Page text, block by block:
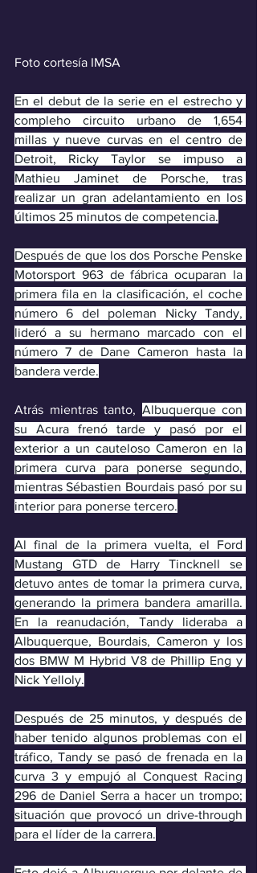
Foto cortesía IMSA
En el debut de la serie en el estrecho y
compleho circuito urbano de 1,654
millas y nueve curvas en el centro de
Detroit, Ricky Taylor se impuso a
Mathieu Jaminet de Porsche, tras
realizar un gran adelantamiento en los
últimos 25 minutos de competencia.
Después de que los dos Porsche Penske
Motorsport 963 de fábrica ocuparan la
primera fila en la clasificación, el coche
número 6 del poleman Nicky Tandy,
lideró a su hermano marcado con el
número 7 de Dane Cameron hasta la
bandera verde.
Atrás mientras tanto, Albuquerque con
su Acura frenó tarde y pasó por el
exterior a un cauteloso Cameron en la
primera curva para ponerse segundo,
mientras Sébastien Bourdais pasó por su
interior para ponerse tercero.
Al final de la primera vuelta, el Ford
Mustang GTD de Harry Tincknell se
detuvo antes de tomar la primera curva,
generando la primera bandera amarilla.
En la reanudación, Tandy lideraba a
Albuquerque, Bourdais, Cameron y los
dos BMW M Hybrid V8 de Phillip Eng y
Nick Yelloly.
Después de 25 minutos, y después de
haber tenido algunos problemas con el
tráfico, Tandy se pasó de frenada en la
curva 3 y empujó al Conquest Racing
296 de Daniel Serra a hacer un trompo;
situación que provocó un drive-through
para el líder de la carrera.